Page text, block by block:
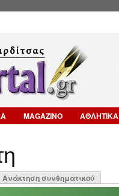
MAGAZINO ΑΘΛΗΤΙΚΑ
Ανάκτηση συνθηματικού